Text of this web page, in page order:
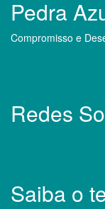
Pedra
Compromisso e
Redes
Saiba o